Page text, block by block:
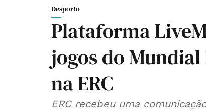
Desporto
Plataforma
jogos do
na ERC
ERC recebeu uma